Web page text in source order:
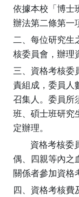
依據本校「博士
辦法第二條第一
二、每位研究生
核委員會，辦理
三、資格考核委
責組成，委員人
召集人。委員所
班、碩士班研究
定辦理。
資格考核委員
偶、四親等內之
關係者參加資格
四、資格考核費